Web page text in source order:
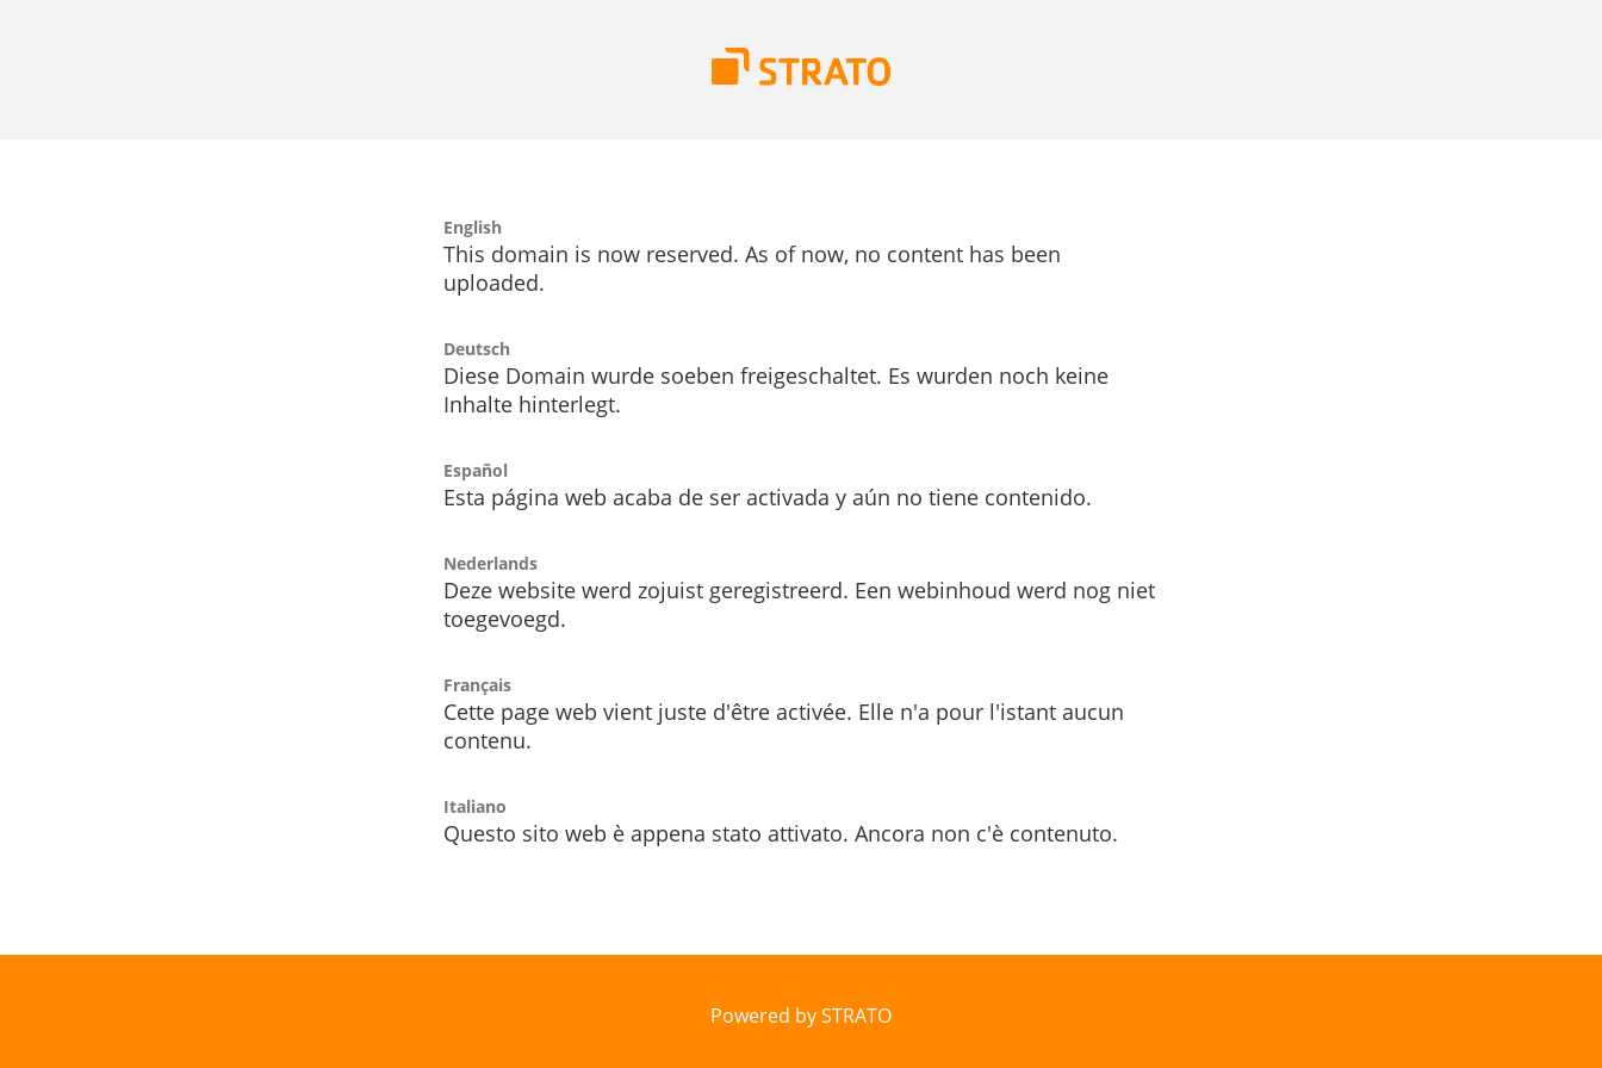
English
This domain is now reserved. As of now, no content has been
uploaded.
Deutsch
Diese Domain wurde soeben freigeschaltet. Es wurden noch keine
Inhalte hinterlegt.
Español
Esta página web acaba de ser activada y aún no tiene contenido.
Nederlands
Deze website werd zojuist geregistreerd. Een webinhoud werd nog niet
toegevoegd.
Français
Cette page web vient juste d'être activée. Elle n'a pour l'istant aucun
contenu.
Italiano
Questo sito web è appena stato attivato. Ancora non c'è contenuto.
Powered by STRATO